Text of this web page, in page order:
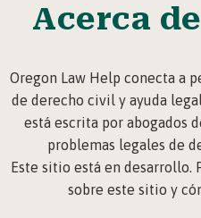
Acerca
Oregon Law Help conecta a
de derecho civil y ayuda
está escrita por abogados
problemas legales de
Este sitio está en desarrollo.
sobre este sitio y